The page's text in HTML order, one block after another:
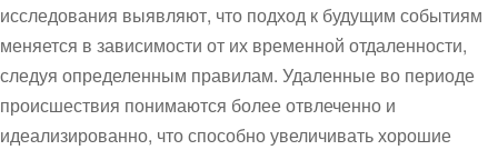
исследования выявляют, что подход к будущим событиям
меняется в зависимости от их временной отдаленности,
следуя определенным правилам. Удаленные во периоде
происшествия понимаются более отвлеченно и
идеализированно, что способно увеличивать хорошие